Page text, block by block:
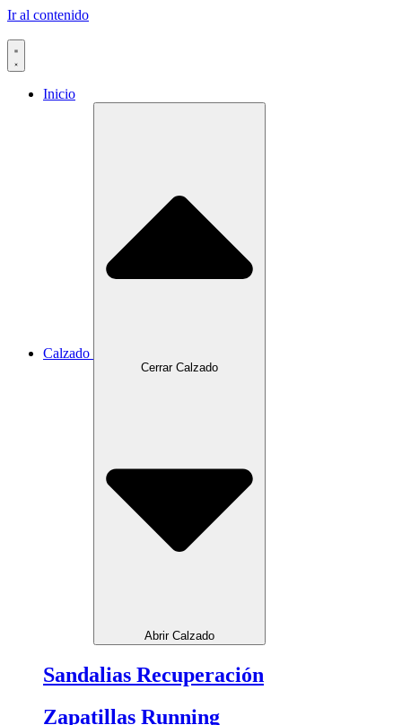
Ir al contenido
Inicio
Calzado
Cerrar Calzado
Abrir Calzado
Sandalias Recuperación
Zapatillas Running